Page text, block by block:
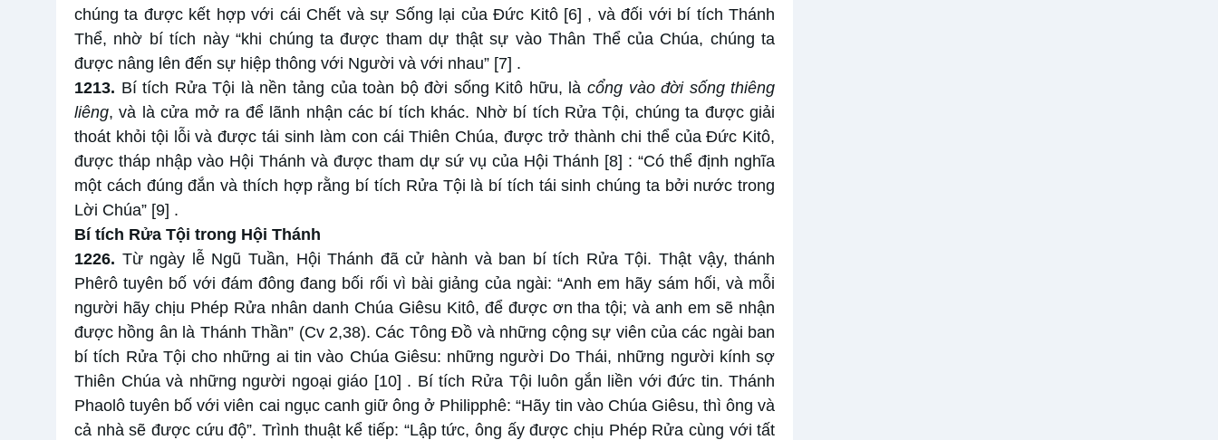
chúng ta được kết hợp với cái Chết và sự Sống lại của Đức Kitô[6] , và đối với bí tích Thánh
Thể, nhờ bí tích này “khi chúng ta được tham dự thật sự vào Thân Thể của Chúa, chúng ta
được nâng lên đến sự hiệp thông với Người và với nhau” [7] .
1213. Bí tích Rửa Tội là nền tảng của toàn bộ đời sống Kitô hữu, là cổng vào đời sống thiêng
liêng, và là cửa mở ra để lãnh nhận các bí tích khác. Nhờ bí tích Rửa Tội, chúng ta được giải
thoát khỏi tội lỗi và được tái sinh làm con cái Thiên Chúa, được trở thành chi thể của Đức Kitô,
được tháp nhập vào Hội Thánh và được tham dự sứ vụ của Hội Thánh [8] : “Có thể định nghĩa
một cách đúng đắn và thích hợp rằng bí tích Rửa Tội là bí tích tái sinh chúng ta bởi nước trong
Lời Chúa” [9] .
Bí tích Rửa Tội trong Hội Thánh
1226. Từ ngày lễ Ngũ Tuần, Hội Thánh đã cử hành và ban bí tích Rửa Tội. Thật vậy, thánh
Phêrô tuyên bố với đám đông đang bối rối vì bài giảng của ngài: “Anh em hãy sám hối, và mỗi
người hãy chịu Phép Rửa nhân danh Chúa Giêsu Kitô, để được ơn tha tội; và anh em sẽ nhận
được hồng ân là Thánh Thần” (Cv 2,38). Các Tông Đồ và những cộng sự viên của các ngài ban
bí tích Rửa Tội cho những ai tin vào Chúa Giêsu: những người Do Thái, những người kính sợ
Thiên Chúa và những người ngoại giáo [10] . Bí tích Rửa Tội luôn gắn liền với đức tin. Thánh
Phaolô tuyên bố với viên cai ngục canh giữ ông ở Philipphê: “Hãy tin vào Chúa Giêsu, thì ông và
cả nhà sẽ được cứu độ”. Trình thuật kể tiếp: “Lập tức, ông ấy được chịu Phép Rửa cùng với tất